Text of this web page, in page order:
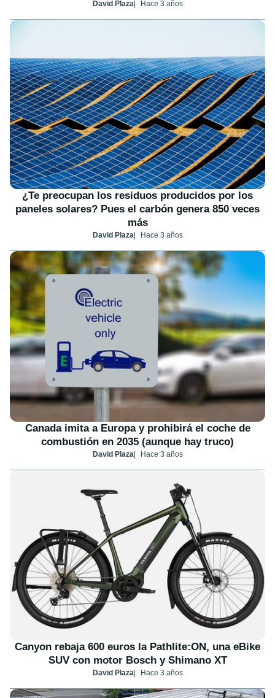
David Plaza Hace 3 años
¿Te preocupan los residuos producidos por los
paneles solares? Pues el carbón genera 850 veces
más
David Plaza Hace 3 años
Canada imita a Europa y prohibirá el coche de
combustión en 2035 (aunque hay truco)
David Plaza Hace 3 años
Canyon rebaja 600 euros la Pathlite:ON, una eBike
SUV con motor Bosch y Shimano XT
David Plaza Hace 3 años